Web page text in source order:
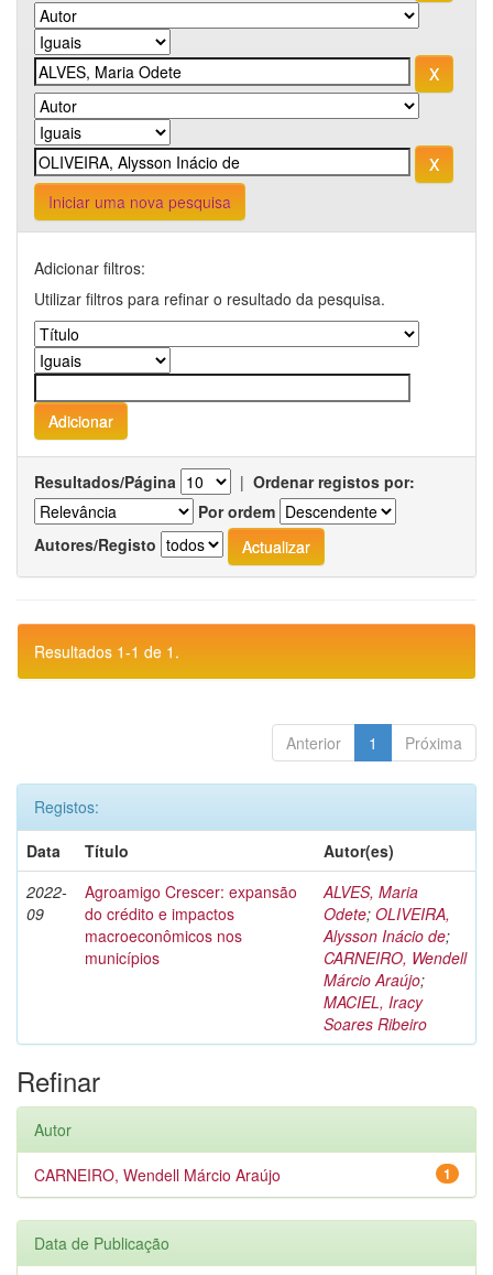
Iniciar uma nova pesquisa
Adicionar filtros:
Utilizar filtros para refinar o resultado da pesquisa.
Resultados/Página | Ordenar registos por:
Por ordem
Autores/Registo
Resultados 1-1 de 1.
Anterior 1 Próxima
Registos:
Data
Título
Autor(es)
2022-
09
Agroamigo Crescer: expansão
do crédito e impactos
macroeconômicos nos
municípios
ALVES, Maria
Odete; OLIVEIRA,
Alysson Inácio de;
CARNEIRO, Wendell
Márcio Araújo;
MACIEL, Iracy
Soares Ribeiro
Refinar
Autor
1
CARNEIRO, Wendell Márcio Araújo
Data de Publicação